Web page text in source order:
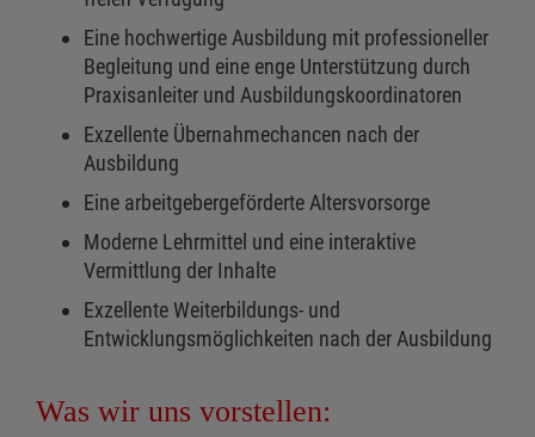
Eine hochwertige Ausbildung mit professioneller
Begleitung und eine enge Unterstützung durch
Praxisanleiter und Ausbildungskoordinatoren
Exzellente Übernahmechancen nach der
Ausbildung
Eine arbeitgebergeförderte Altersvorsorge
Moderne Lehrmittel und eine interaktive
Vermittlung der Inhalte
Exzellente Weiterbildungs- und
Entwicklungsmöglichkeiten nach der Ausbildung
Was wir uns vorstellen: